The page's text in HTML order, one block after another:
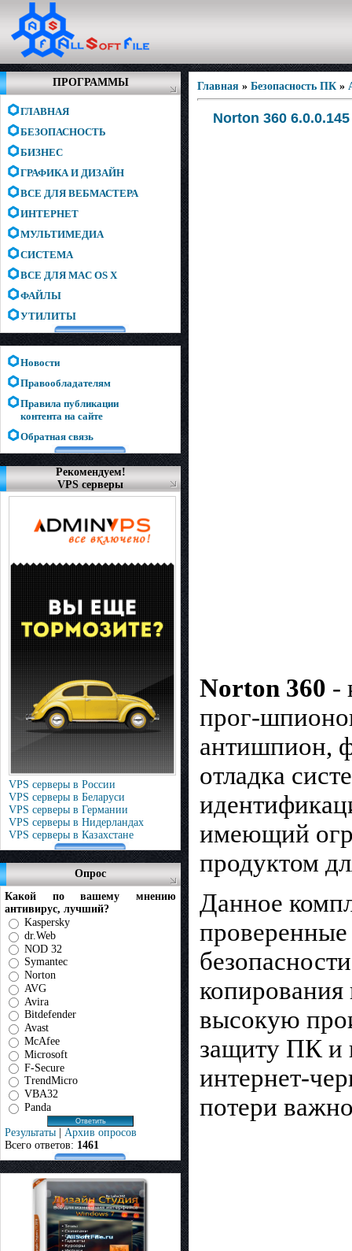
ПРОГРАММЫ
ГЛАВНАЯ
БЕЗОПАСНОСТЬ
БИЗНЕС
ГРАФИКА И ДИЗАЙН
ВСЕ ДЛЯ ВЕБМАСТЕРА
ИНТЕРНЕТ
МУЛЬТИМЕДИА
СИСТЕМА
ВСЕ ДЛЯ MAC OS X
ФАЙЛЫ
УТИЛИТЫ
Новости
Правообладателям
Правила публикации
контента на сайте
Обратная связь
Рекомендуем!
VPS серверы
VPS серверы в России
VPS серверы в Беларуси
VPS серверы в Германии
VPS серверы в Нидерландах
VPS серверы в Казахстане
Опрос
Какой по вашему мнению
антивирус, лучший?
Kaspersky
dr.Web
NOD 32
Symantec
Norton
AVG
Avira
Bitdefender
Avast
McAfee
Microsoft
F-Secure
TrendMicro
VBA32
Panda
Результаты | Архив опросов
Всего ответов: 1461
Главная » Безопасность ПК »
Norton 360
Norton 360 -
прог-
антишпион,
отладка
имеющий
продуктом
Данное
копирования
высокую
защиту ПК и
интернет-
потери